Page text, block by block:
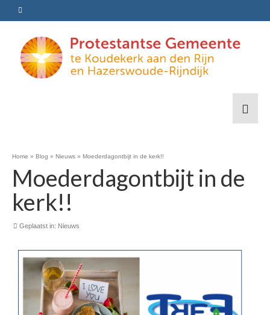
Home » Blog » Nieuws » Moederdagontbijt in de kerk!!
Moederdagontbijt in de
kerk!!
Geplaatst in: Nieuws